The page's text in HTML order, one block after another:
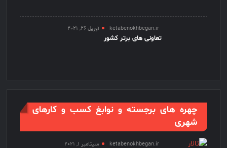
ketabenokhbegan.ir آوریل 26, 2021
تعاونی های برتر کشور
چهره های برجسته و نوابغ کسب و کارهای
شهری
ketabenokhbegan.ir سپتامبر 1, 2021